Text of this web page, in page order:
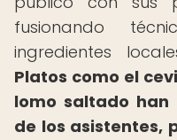
fusionando
ingredientes
Platos como el
lomo saltado
de los asistentes,